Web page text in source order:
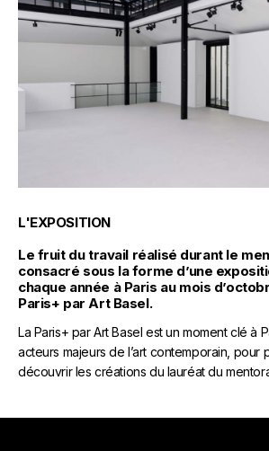
L'EXPOSITION
Le fruit du travail réalisé durant le
consacré sous la forme d’une
chaque année à Paris au mois
Paris+ par Art Basel.
La Paris+ par Art Basel est un moment clé à
acteurs majeurs de l’art contemporain, pour
découvrir les créations du lauréat du